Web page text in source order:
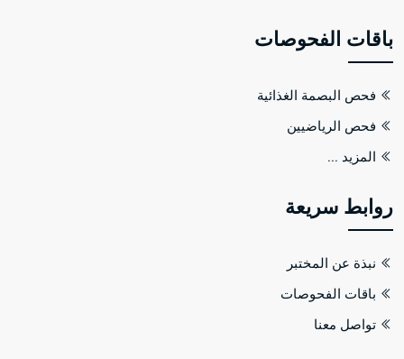
باقات الفحوصات
فحص البصمة الغذائية
فحص الرياضيين
... المزيد
روابط سريعة
نبذة عن المختبر
باقات الفحوصات
تواصل معنا